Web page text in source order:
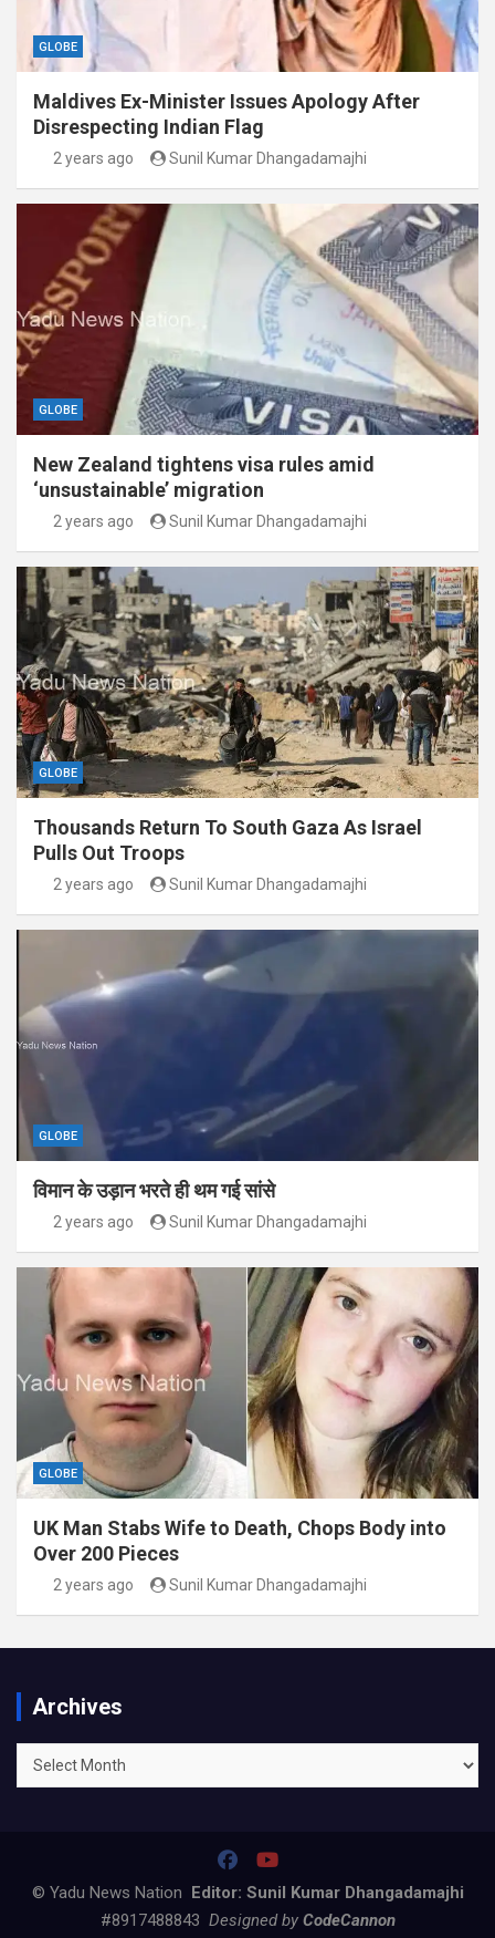
GLOBE
Maldives Ex-Minister Issues Apology After
Disrespecting Indian Flag
2 years ago Sunil Kumar Dhangadamajhi
GLOBE
New Zealand tightens visa rules amid
‘unsustainable’ migration
2 years ago Sunil Kumar Dhangadamajhi
GLOBE
Thousands Return To South Gaza As Israel
Pulls Out Troops
2 years ago Sunil Kumar Dhangadamajhi
GLOBE
विमान के उड़ान भरते ही थम गई सांसे
2 years ago Sunil Kumar Dhangadamajhi
GLOBE
UK Man Stabs Wife to Death, Chops Body into
Over 200 Pieces
2 years ago Sunil Kumar Dhangadamajhi
Archives
Archives
© Yadu News Nation Editor: Sunil Kumar Dhangadamajhi
#8917488843 Designed by CodeCannon